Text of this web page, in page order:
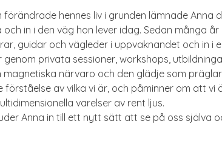
hennes liv i grunden lämnade Anna
in i den väg hon lever idag. Sedan många
guidar och vägleder i uppvaknandet och in i
privata sessioner, workshops,
magnetiska närvaro och den glädje som
förståelse av vilka vi är, och påminner om att
varelser av rent ljus.
Anna in till ett nytt sätt att se på oss själva